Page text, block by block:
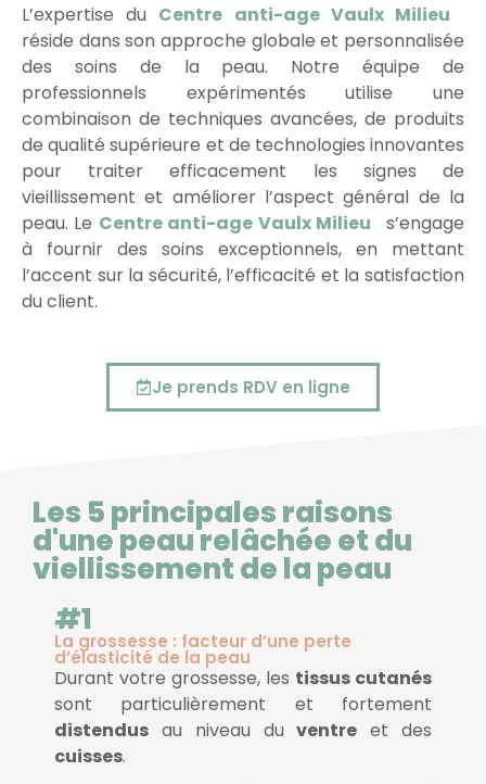
L’expertise du Centre anti-age Vaulx Milieu
réside dans son approche globale et personnalisée
des soins de la peau. Notre équipe de
professionnels expérimentés utilise une
combinaison de techniques avancées, de produits
de qualité supérieure et de technologies innovantes
pour traiter efficacement les signes de
vieillissement et améliorer l’aspect général de la
peau. Le Centre anti-age Vaulx Milieu
s’engage
à fournir des soins exceptionnels, en mettant
l’accent sur la sécurité, l’efficacité et la satisfaction
du client.
Je prends RDV en ligne
Les 5 principales raisons
d'une peau relâchée et du
viellissement de la peau
#1
La grossesse : facteur d’une perte
d’élasticité de la peau
Durant votre grossesse, les tissus cutanés
sont particulièrement et fortement
distendus au niveau duventre et des
cuisses.